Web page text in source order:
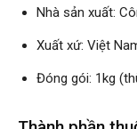
Nhà sản xuất:
Xuất xứ: Việt
Đóng gói: 1kg